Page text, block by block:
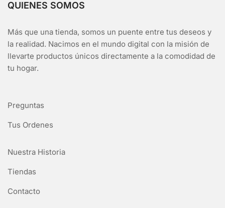
QUIENES SOMOS
Más que una tienda, somos un puente entre tus deseos y
la realidad. Nacimos en el mundo digital con la misión de
llevarte productos únicos directamente a la comodidad de
tu hogar.
Preguntas
Tus Ordenes
Nuestra Historia
Tiendas
Contacto